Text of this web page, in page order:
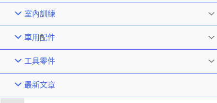
室內訓練
車用配件
工具零件
最新文章